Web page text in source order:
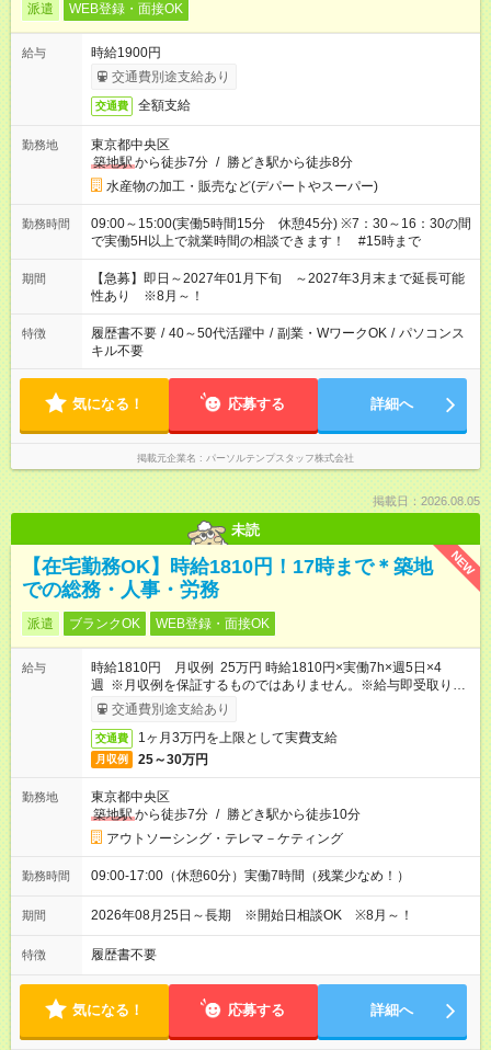
派遣 WEB登録・面接OK
給与
時給1900円
交通費別途支給あり
交通費 全額支給
勤務地
東京都中央区
築地駅から徒歩7分 / 勝どき駅から徒歩8分
水産物の加工・販売など(デパートやスーパー)
勤務時間
09:00～15:00(実働5時間15分 休憩45分) ※7：30～16：30の間
で実働5H以上で就業時間の相談できます！ #15時まで
期間
【急募】即日～2027年01月下旬 ～2027年3月末まで延長可能
性あり ※8月～！
特徴 履歴書不要 / 40～50代活躍中 / 副業・WワークOK / パソコンス
キル不要
気になる！ 応募する 詳細へ
掲載元企業名 パーソルテンプスタッフ株式会社
掲載日：2026.08.05
未読
NEW
【在宅勤務OK】時給1810円！17時まで＊築地
での総務・人事・労務
派遣 ブランクOK WEB登録・面接OK
給与
時給1810円 月収例 25万円 時給1810円×実働7h×週5日×4
週 ※月収例を保証するものではありません。※給与即受取りサ
ービス利用可（利用条件有）
交通費別途支給あり
交通費 1ヶ月3万円を上限として実費支給
月収例 25～30万円
勤務地
東京都中央区
築地駅から徒歩7分 / 勝どき駅から徒歩10分
アウトソーシング・テレマ－ケティング
勤務時間 09:00-17:00（休憩60分）実働7時間（残業少なめ！）
期間 2026年08月25日～長期 ※開始日相談OK ※8月～！
特徴 履歴書不要
気になる！ 応募する 詳細へ